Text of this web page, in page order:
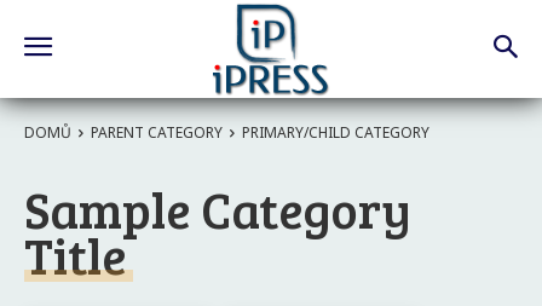
DOMŮ PARENT CATEGORY PRIMARY/CHILD CATEGORY
Sample Category
Title